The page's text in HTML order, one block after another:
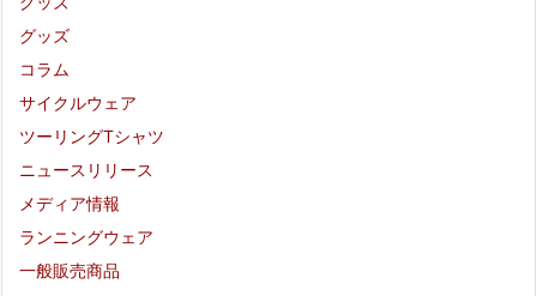
グッズ
コラム
サイクルウェア
ツーリングTシャツ
ニュースリリース
メディア情報
ランニングウェア
一般販売商品